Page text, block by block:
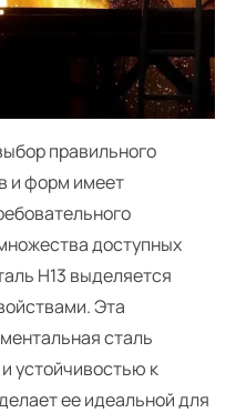
правильного
и форм имеет
доступных
H13 выделяется
Эта
сталь
устойчивостью к
ее идеальной для